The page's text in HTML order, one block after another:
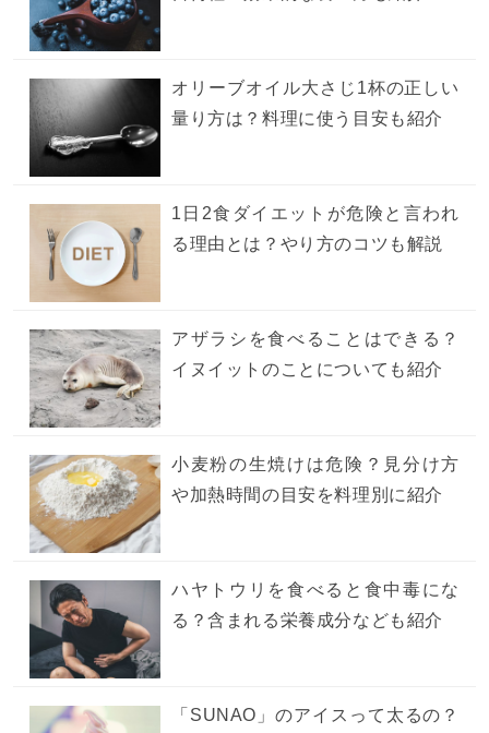
オリーブオイル大さじ1杯の正しい
量り方は？料理に使う目安も紹介
1日2食ダイエットが危険と言われ
る理由とは？やり方のコツも解説
アザラシを食べることはできる？
イヌイットのことについても紹介
小麦粉の生焼けは危険？見分け方
や加熱時間の目安を料理別に紹介
ハヤトウリを食べると食中毒にな
る？含まれる栄養成分なども紹介
「SUNAO」のアイスって太るの？